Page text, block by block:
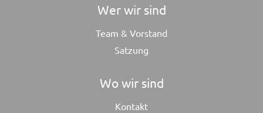
Wer wir sind
Team & Vorstand
Satzung
Wo wir sind
Kontakt